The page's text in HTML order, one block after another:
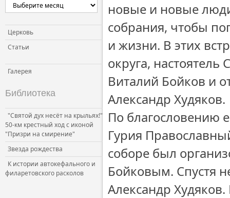
Церковь
Статьи
Галерея
Библиотека
"Святой дух несёт на крыльях!"
50-км крестный ход с иконой
"Призри на смирение"
Звезда рождества
К истории автокефального и
филаретовского расколов
новые и новые
собрания, чтобы
и жизни. В этих
округа,
Виталий Бойков и
Александр Худяков.
По благословению
Гурия
соборе был
Бойковым. Спустя
Александр